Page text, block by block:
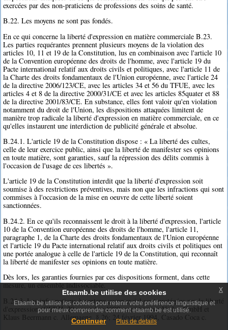
exercées par des non-praticiens de professions des soins de santé.
B.22. Les moyens ne sont pas fondés.
En ce qui concerne la liberté d'expression en matière commerciale B.23.
Les parties requérantes prennent plusieurs moyens de la violation des
articles 10, 11 et 19 de la Constitution, lus en combinaison avec l'article 10
de la Convention européenne des droits de l'homme, avec l'article 19 du
Pacte international relatif aux droits civils et politiques, avec l'article 11 de
la Charte des droits fondamentaux de l'Union européenne, avec l'article 24
de la directive 2006/123/CE, avec les articles 34 et 56 du TFUE, avec les
articles 4 et 8 de la directive 2000/31/CE et avec les articles 85quater et 88
de la directive 2001/83/CE. En substance, elles font valoir qu'en violation
notamment du droit de l'Union, les dispositions attaquées limitent de
manière trop radicale la liberté d'expression en matière commerciale, en ce
qu'elles instaurent une interdiction de publicité générale et absolue.
B.24.1. L'article 19 de la Constitution dispose : « La liberté des cultes,
celle de leur exercice public, ainsi que la liberté de manifester ses opinions
en toute matière, sont garanties, sauf la répression des délits commis à
l'occasion de l'usage de ces libertés ».
L'article 19 de la Constitution interdit que la liberté d'expression soit
soumise à des restrictions préventives, mais non que les infractions qui sont
commises à l'occasion de la mise en oeuvre de cette liberté soient
sanctionnées.
B.24.2. En ce qu'ils reconnaissent le droit à la liberté d'expression, l'article
10 de la Convention européenne des droits de l'homme, l'article 11,
paragraphe 1, de la Charte des droits fondamentaux de l'Union européenne
et l'article 19 du Pacte international relatif aux droits civils et politiques ont
une portée analogue à celle de l'article 19 de la Constitution, qui reconnaît
la liberté de manifester ses opinions en toute matière.
Dès lors, les garanties fournies par ces dispositions forment, dans cette
mesure, un ensemble indissociable.
B.24.3. Les informations à contenu commercial sont protégées par la liberté
d'expression (CEDH, 20 novembre 1989, markt intern Verlag GmbH et
Klaus Beermann c. Allemagne, § 26; 24 février 1994, Casado Coca c.
Etaamb.be utilise des cookies
Etaamb.be utilise les cookies pour retenir votre préférence linguistique et
pour mieux comprendre comment etaamb.be est utilisé.
Continuer Plus de details
x